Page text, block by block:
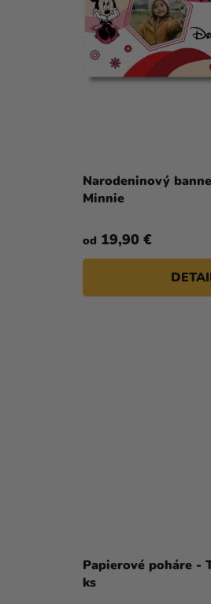
P
A
N
I
S
P
D
U
T
Narodeninový
Minnie
od 19,90 €
Papierové poháre -
ks